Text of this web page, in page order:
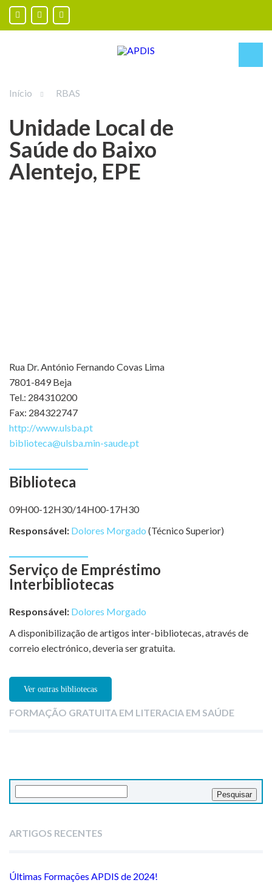
Início RBAS
Unidade Local de
Saúde do Baixo
Alentejo, EPE
Rua Dr. António Fernando Covas Lima
7801-849 Beja
Tel.: 284310200
Fax: 284322747
http://www.ulsba.pt
biblioteca@ulsba.min-saude.pt
Biblioteca
09H00-12H30/14H00-17H30
Responsável: Dolores Morgado (Técnico Superior)
Serviço de Empréstimo
Interbibliotecas
Responsável: Dolores Morgado
A disponibilização de artigos inter-bibliotecas, através de
correio electrónico, deveria ser gratuita.
Ver outras bibliotecas
FORMAÇÃO GRATUITA EM LITERACIA EM SAÚDE
Pesquisar
por:
ARTIGOS RECENTES
Últimas Formações APDIS de 2024!